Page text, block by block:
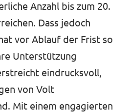
Anzahl bis zum 20.
Dass jedoch
vor Ablauf der Frist so
Unterstützung
eindrucksvoll,
von Volt
Mit einem engagierten